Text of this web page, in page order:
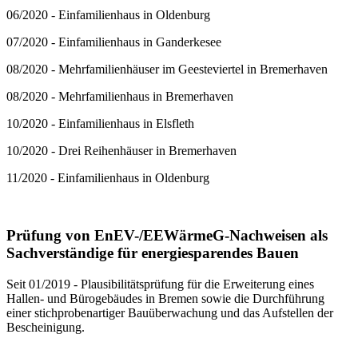
06/2020 - Einfamilienhaus in Oldenburg
07/2020 - Einfamilienhaus in Ganderkesee
08/2020 - Mehrfamilienhäuser im Geesteviertel in Bremerhaven
08/2020 - Mehrfamilienhaus in Bremerhaven
10/2020 - Einfamilienhaus in Elsfleth
10/2020 - Drei Reihenhäuser in Bremerhaven
11/2020 - Einfamilienhaus in Oldenburg
Prüfung von EnEV-/EEWärmeG-Nachweisen als
Sachverständige für energiesparendes Bauen
Seit 01/2019 - Plausibilitätsprüfung für die Erweiterung eines
Hallen- und Bürogebäudes in Bremen sowie die Durchführung
einer stichprobenartiger Bauüberwachung und das Aufstellen der
Bescheinigung.